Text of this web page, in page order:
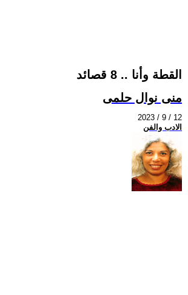
القطة وأنا .. 8 قصائد
منى نوال حلمى
2023 / 9 / 12
الادب والفن